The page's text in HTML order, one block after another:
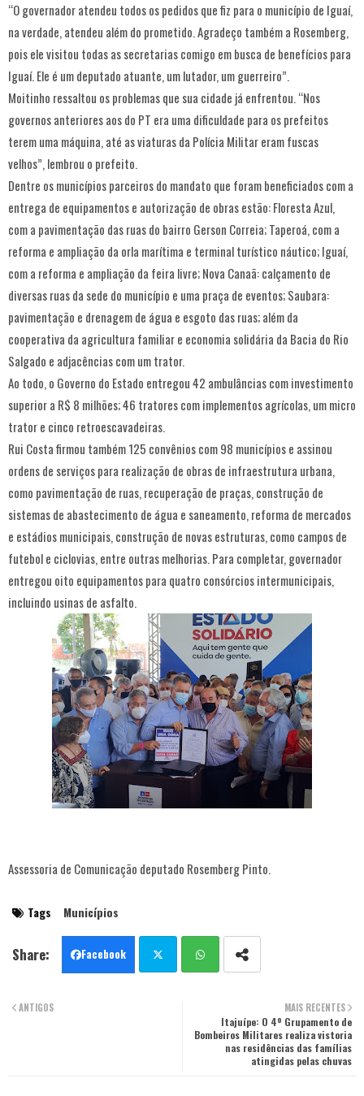
“O governador atendeu todos os pedidos que fiz para o município de Iguaí,
na verdade, atendeu além do prometido. Agradeço também a Rosemberg,
pois ele visitou todas as secretarias comigo em busca de benefícios para
Iguaí. Ele é um deputado atuante, um lutador, um guerreiro”.
Moitinho ressaltou os problemas que sua cidade já enfrentou. “Nos
governos anteriores aos do PT era uma dificuldade para os prefeitos
terem uma máquina, até as viaturas da Polícia Militar eram fuscas
velhos”, lembrou o prefeito.
Dentre os municípios parceiros do mandato que foram beneficiados com a
entrega de equipamentos e autorização de obras estão: Floresta Azul,
com a pavimentação das ruas do bairro Gerson Correia; Taperoá, com a
reforma e ampliação da orla marítima e terminal turístico náutico; Iguaí,
com a reforma e ampliação da feira livre; Nova Canaã: calçamento de
diversas ruas da sede do município e uma praça de eventos; Saubara:
pavimentação e drenagem de água e esgoto das ruas; além da
cooperativa da agricultura familiar e economia solidária da Bacia do Rio
Salgado e adjacências com um trator.
Ao todo, o Governo do Estado entregou 42 ambulâncias com investimento
superior a R$ 8 milhões; 46 tratores com implementos agrícolas, um micro
trator e cinco retroescavadeiras.
Rui Costa firmou também 125 convênios com 98 municípios e assinou
ordens de serviços para realização de obras de infraestrutura urbana,
como pavimentação de ruas, recuperação de praças, construção de
sistemas de abastecimento de água e saneamento, reforma de mercados
e estádios municipais, construção de novas estruturas, como campos de
futebol e ciclovias, entre outras melhorias. Para completar, governador
entregou oito equipamentos para quatro consórcios intermunicipais,
incluindo usinas de asfalto.
Assessoria de Comunicação deputado Rosemberg Pinto.
Tags Municípios
Facebook
MAIS RECENTES
Itajuípe: O 4º Grupamento de
Bombeiros Militares realiza vistoria
nas residências das famílias
atingidas pelas chuvas
ANTIGOS